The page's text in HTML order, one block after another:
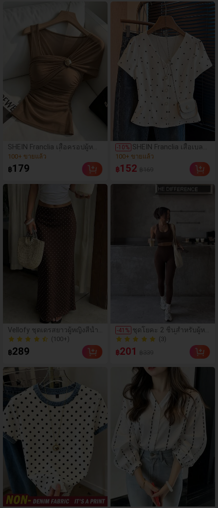
SHEIN Franclia เสื้อครอปผู้หญิง
สไตล์มินิมอลแฟชั่นสตรีทสำหรั
บไปเรียนและทำงาน ลำลองแม
ตช์ง่าย สีน้ำตาลอ่อน ด้านหน้าผ้
อย ดีไซน์ไหล่ไม่สมมาตร จับพลี
ท แต่งหัวเข็มขัดสีทอง เหมาะสำ
หรับปาร์ตี้ ฮาโลวีน คริสต์มาสอี
ฟ คริสต์มาส เทศกาลตรุษจีน เที่
ยวทะเล ไปเที่ยวข้างนอก นัดเจอ
เพื่อนสาว อยู่บ้าน ช้อปปิ้ง ความ
บันเทิง ทำงาน และอื่นๆ ผ้าใส่ส
บาย ดีไซน์โดดเด่น คุ้มค่า เหมา
ะสำหรับฤดูใบไม้ผลิ ฤดูร้อน แล
ะฤดูใบไม้ร่วง
100+ ขายแล้ว
100+ ขายแล้ว
฿179
Vellofy ชุดเดรสยาวผู้หญิงสีน้ำต
าลลายจุดสำหรับฤดูใบไม้ร่วง เอ
วสูง ชายกระโปรงทรงหางปลา
สไตล์ลำลองหรูหรา เหมาะสำหรั
ร์ตี้ และกลับไปโรงเรียน
(100+)
฿289
-10% SHEIN Franclia เสื้อเบลา
ส์ผู้หญิงลายจุดประดับมุกส
ไตล์วินเทจหรูหราใหม่ปี 2
026 เสื้อเชิ้ตผู้หญิงสีขาวห
อผู้หญิง เสื้อเบลาส์ผู้หญิงน่
ารักใหม่ฤดูร้อน เสื้อลำลอ
งผู้หญิง เสื้อฤดูใบไม้ผลิ ฤดู
ร้อน ฤดูใบไม้ร่วง ฤดูหนา
ว เสื้อเบลาส์ผู้หญิงหรูหรา
100+ ขายแล้ว
100+ ขายแล้ว
฿152
-41 % ชุดโยคะ 2 ชิ้นสำหรับผู้ห
ญิง คอกลม สีน้ำตาล ควา
มยืดหยุ่นปานกลาง เสื้อบร
ากีฬาและกางเกงเลกกิ้งเอ
ร่วงและฤดูร้อนที่หรูหรา
(3)
฿201